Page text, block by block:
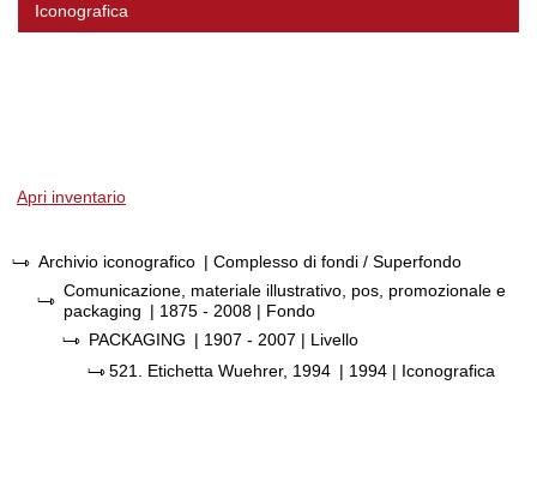
Iconografica
Apri inventario
Archivio iconografico | Complesso di fondi / Superfondo
Comunicazione, materiale illustrativo, pos, promozionale e
packaging | 1875 - 2008 | Fondo
PACKAGING | 1907 - 2007 | Livello
521.
Etichetta Wuehrer, 1994 | 1994 | Iconografica